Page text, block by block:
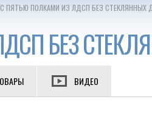
ПЯТЬЮ ПОЛКАМИ ИЗ ЛДСП БЕЗ СТЕКЛЯННЫХ
БЕЗ
ВИДЕО